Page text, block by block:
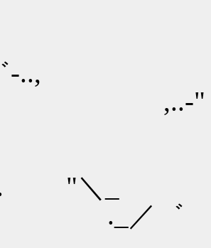
"＼_
／゛